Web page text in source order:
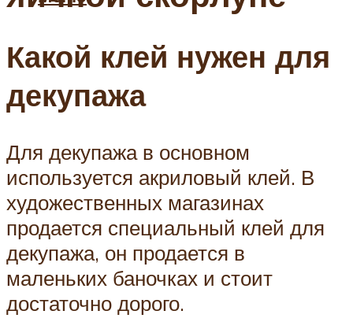
Какой клей нужен для
декупажа
Для декупажа в основном
используется акриловый клей. В
художественных магазинах
продается специальный клей для
декупажа, он продается в
маленьких баночках и стоит
достаточно дорого.